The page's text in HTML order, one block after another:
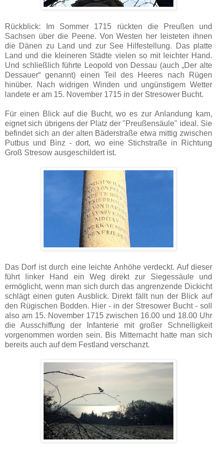
Rückblick: Im Sommer 1715 rückten die Preußen und
Sachsen über die Peene. Von Westen her leisteten ihnen
die Dänen zu Land und zur See Hilfestellung. Das platte
Land und die kleineren Städte vielen so mit leichter Hand.
Und schließlich führte Leopold von Dessau (auch „Der alte
Dessauer“ genannt) einen Teil des Heeres nach Rügen
hinüber. Nach widrigen Winden und ungünstigem Wetter
landete er am 15. November 1715 in der Stresower Bucht.
Für einen Blick auf die Bucht, wo es zur Anlandung kam,
eignet sich übrigens der Platz der "Preußensäule" ideal. Sie
befindet sich an der alten Bäderstraße etwa mittig zwischen
Putbus und Binz - dort, wo eine Stichstraße in Richtung
Groß Stresow ausgeschildert ist.
Das Dorf ist durch eine leichte Anhöhe verdeckt. Auf dieser
führt linker Hand ein Weg direkt zur Siegessäule und
ermöglicht, wenn man sich durch das angrenzende Dickicht
schlägt einen guten Ausblick. Direkt fällt nun der Blick auf
den Rügischen Bodden. Hier - in der Stresower Bucht - soll
also am 15. November 1715 zwischen 16.00 und 18.00 Uhr
die Ausschiffung der Infanterie mit großer Schnelligkeit
vorgenommen worden sein. Bis Mitternacht hatte man sich
bereits auch auf dem Festland verschanzt.